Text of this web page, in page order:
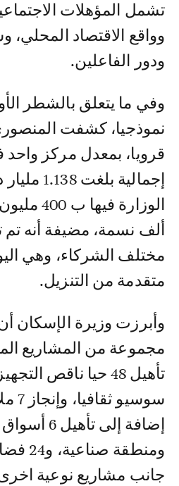
تشمل المؤهلات
وواقع الاقتصاد
ودور الفاعلين.
وفي ما يتعلق بالشطر
قرويا، بمعدل مركز
إجمالية
مختلف الشركاء، وهي
متقدمة من التنزيل.
وأبرزت وزيرة الإسكان
مجموعة من المشاريع
ومنطقة
جانب مشاريع نوعية